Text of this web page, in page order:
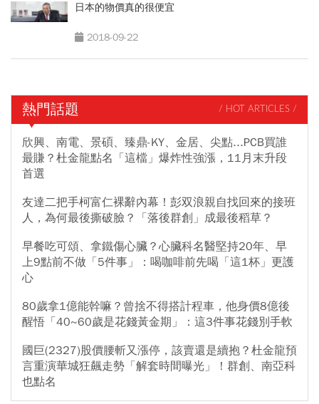
日本的物價真的很便宜
2018-09-22
熱門話題 / HOT ARTICLES /
欣興、南電、景碩、臻鼎-KY、金居、尖點...PCB買誰
最賺？杜金龍點名「這檔」爆炸性強漲，11月末升段
首選
友達二把手柯富仁裸辭內幕！彭双浪親自找回來的接班
人，為何最後撕破臉？「落後群創」成最後稻草？
早餐吃可頌、拿鐵傷心臟？心臟科名醫堅持20年、早
上9點前不做「5件事」：喝咖啡前先喝「這1杯」更護
心
80歲拿1億能幹嘛？曾捨不得搭計程車，他身價8億後
醒悟「40~60歲是花錢黃金期」：這3件事花錢別手軟
國巨(2327)股價腰斬又漲停，該賣還是續抱？杜金龍預
言重演華城狂飆走勢「解套時間曝光」！群創、南亞科
也點名